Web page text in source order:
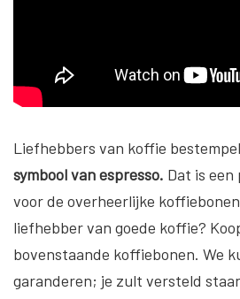
Liefhebbers van koffie
symbool van espresso. Dat is
voor de overheerlijke
liefhebber van goede koffie?
bovenstaande koffiebonen. We
garanderen; je zult versteld